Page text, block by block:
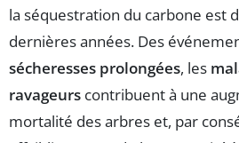
la séquestration du carbone est
dernières années. Des
sécheresses prolongées, les
ravageurs contribuent à une
mortalité des arbres et, par